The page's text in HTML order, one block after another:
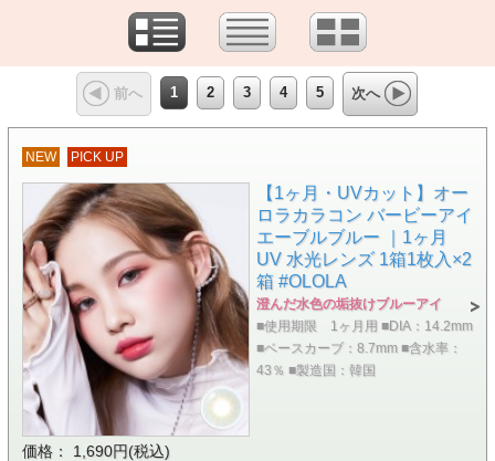
前へ 1 2 3 4 5 次へ
NEW PICK UP
【1ヶ月・UVカット】オー
ロラカラコン バービーアイ
エーブルブルー ｜1ヶ月
UV 水光レンズ 1箱1枚入×2
箱 #OLOLA
澄んだ水色の垢抜けブルーアイ
■使用期限 1ヶ月用 ■DIA：14.2mm
■ベースカーブ：8.7mm ■含水率：
43％ ■製造国：韓国
価格： 1,690円(税込)